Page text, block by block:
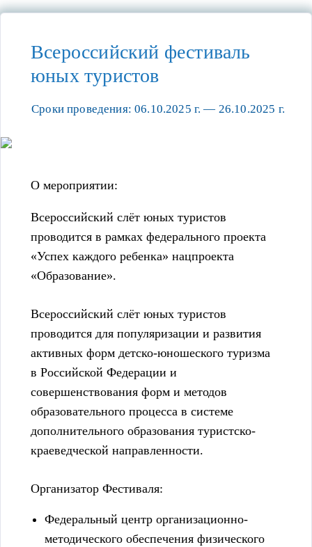
Всероссийский фестиваль
юных туристов
Сроки проведения: 06.10.2025 г. — 26.10.2025 г.
О мероприятии:
Всероссийский слёт юных туристов
проводится в рамках федерального проекта
«Успех каждого ребенка» нацпроекта
«Образование».
Всероссийский слёт юных туристов
проводится для популяризации и развития
активных форм детско-юношеского туризма
в Российской Федерации и
совершенствования форм и методов
образовательного процесса в системе
дополнительного образования туристско-
краеведческой направленности.
Организатор Фестиваля:
Федеральный центр организационно-
методического обеспечения физического